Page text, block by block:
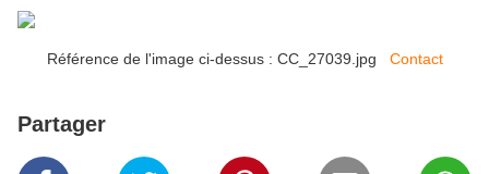
Référence de l'image ci-dessus : CC_27039.jpg Contact
Partager